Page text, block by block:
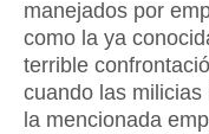
manejados por
como la ya
terrible
cuando las
la mencionada